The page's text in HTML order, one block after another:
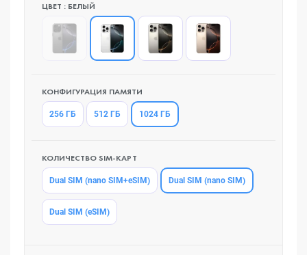
ЦВЕТ : БЕЛЫЙ
КОНФИГУРАЦИЯ ПАМЯТИ
256 ГБ 512 ГБ 1024 ГБ
КОЛИЧЕСТВО SIM-КАРТ
Dual SIM (nano SIM+eSIM) Dual SIM (nano SIM)
Dual SIM (eSIM)